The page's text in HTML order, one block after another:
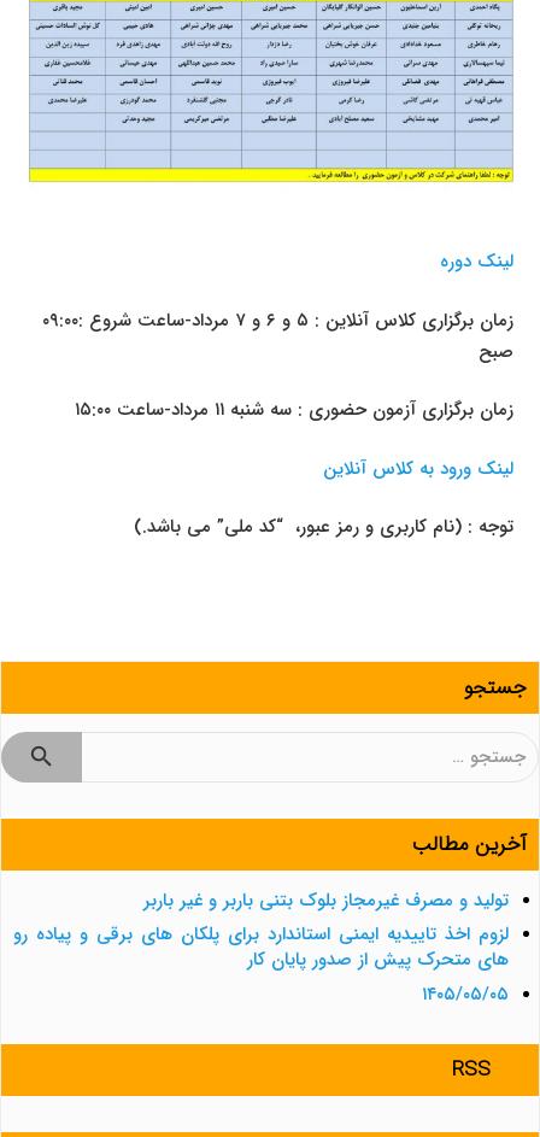
لینک دوره
زمان برگزاری کلاس آنلاین : ۵ و ۶ و ۷ مرداد-ساعت شروع :۰۹:۰۰
صبح
زمان برگزاری آزمون حضوری : سه شنبه ۱۱ مرداد-ساعت ۱۵:۰۰
لینک ورود به کلاس آنلاین
توجه : (نام کاربری و رمز عبور، “کد ملی” می باشد.)
جستجو
جستجو
آخرین مطالب
تولید و مصرف غیرمجاز بلوک بتنی باربر و غیر باربر
لزوم اخذ تاییدیه ایمنی استاندارد برای پلکان های برقی و پیاده رو
های متحرک پیش از صدور پایان کار
۱۴۰۵/۰۵/۰۵
RSS